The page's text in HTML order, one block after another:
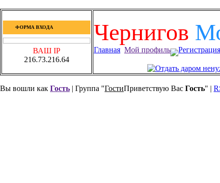
ФОРМА ВХОДА
ВАШ IP
216.73.216.64
Чернигов
Главная Мой профиль Регистрация
Вы вошли как Гость | Группа "ГостиПриветствую Вас Гость" |